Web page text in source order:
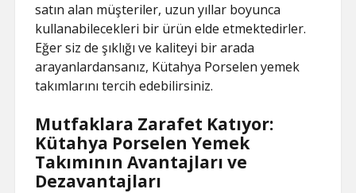
satın alan müşteriler, uzun yıllar boyunca
kullanabilecekleri bir ürün elde etmektedirler.
Eğer siz de şıklığı ve kaliteyi bir arada
arayanlardansanız, Kütahya Porselen yemek
takımlarını tercih edebilirsiniz.
Mutfaklara Zarafet Katıyor:
Kütahya Porselen Yemek
Takımının Avantajları ve
Dezavantajları